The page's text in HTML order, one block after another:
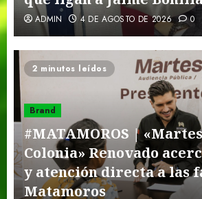
ADMIN 4 DE AGOSTO DE 2026 0
2 minutos leídos
Brand
#MATAMOROS |
Colonia» Renovado
y atención directa a las
Matamoros